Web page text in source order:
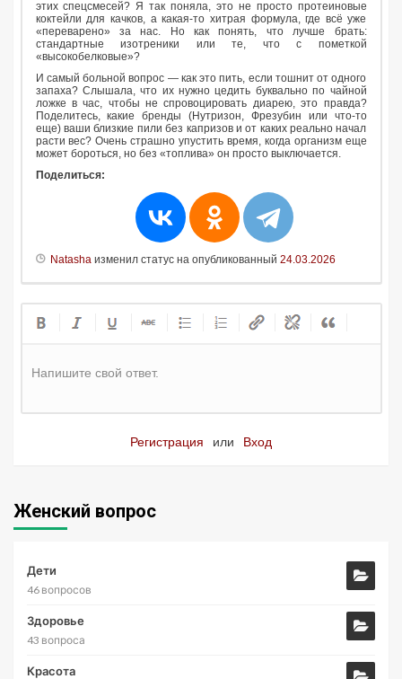
этих спецсмесей? Я так поняла, это не просто протеиновые
коктейли для качков, а какая-то хитрая формула, где всё уже
«переварено» за нас. Но как понять, что лучше брать:
стандартные изотреники или те, что с пометкой
«высокобелковые»?
И самый больной вопрос — как это пить, если тошнит от одного
запаха? Слышала, что их нужно цедить буквально по чайной
ложке в час, чтобы не спровоцировать диарею, это правда?
Поделитесь, какие бренды (Нутризон, Фрезубин или что-то
еще) ваши близкие пили без капризов и от каких реально начал
расти вес? Очень страшно упустить время, когда организм еще
может бороться, но без «топлива» он просто выключается.
Поделиться:
Natashaизменил статус на опубликованный 24.03.2026
Напишите свой ответ.
Регистрация или Вход
Женский вопрос
Дети
46 вопросов
Здоровье
43 вопроса
Красота